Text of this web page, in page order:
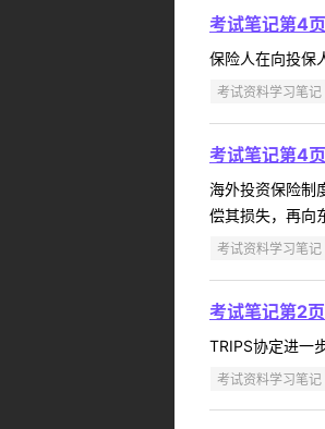
考试笔记第4
保险人在向投保
考试资料学习笔记
考试笔记第4
海外投资保险制
偿其损失，再向
考试资料学习笔记
考试笔记第2
TRIPS协定进一
考试资料学习笔记